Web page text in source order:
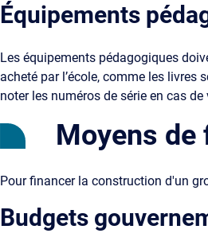
Équipements
Les équipements pédagogiques
acheté par l’école, comme les
noter les numéros de série en cas
Moyens de
Pour financer la construction d'un
Budgets